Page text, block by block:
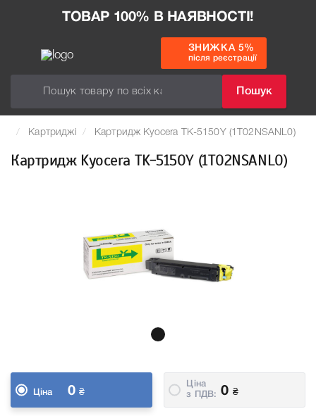
ТОВАР 100% В НАЯВНОСТІ!
Пошук
ЗНИЖКА 5%
після реєстрації
Картриджі Картридж Kyocera TK-5150Y (1T02NSANL0)
Картридж Kyocera TK-5150Y (1T02NSANL0)
Ціна 0 ₴
Ціна
з ПДВ:
0 ₴